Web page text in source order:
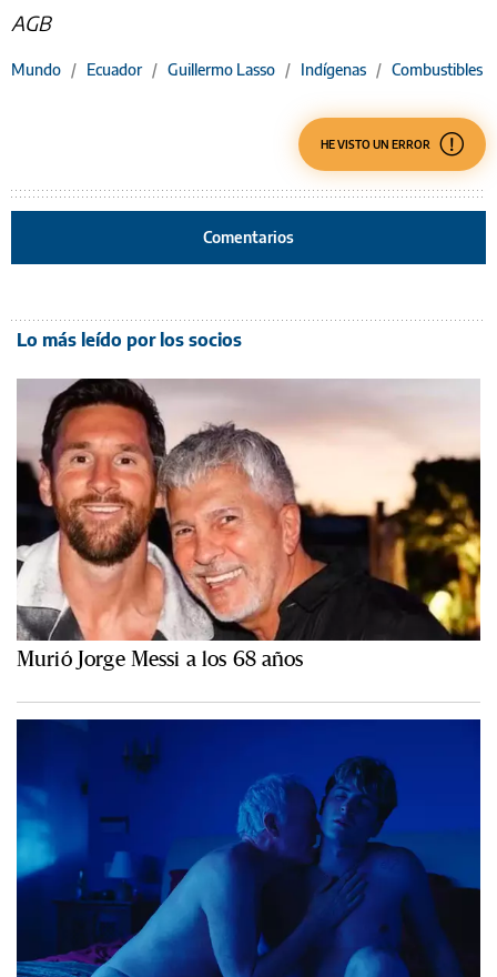
AGB
Mundo / Ecuador / Guillermo Lasso / Indígenas / Combustibles
HE VISTO UN ERROR
Comentarios
Lo más leído por los socios
Murió Jorge Messi a los 68 años